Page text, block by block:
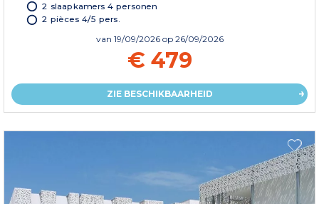
2 slaapkamers 4 personen
2 pièces 4/5 pers.
van 19/09/2026 op 26/09/2026
€ 479
ZIE BESCHIKBAARHEID